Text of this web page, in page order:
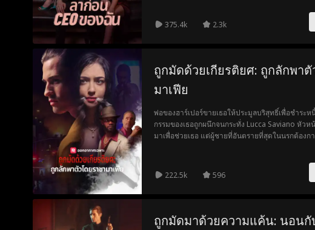
375.4k 2.3k
ถูกมัดด้วยเกียรติยศ: ถูกลักพา
มาเฟีย
พ่อของฮาร์เปอร์ขายเธอให้ประมูลบริสุทธิ์เพื่อชำระ
กรรมของเธอถูกผนึกจนกระทั่ง Lucca Saviano หัว
มาเพื่อช่วยเธอ แต่ผู้ชายที่อันตรายที่สุดในนรกต้องกา
222.5k 596
ถูกมัดมาด้วยความแค้น: นอนกั